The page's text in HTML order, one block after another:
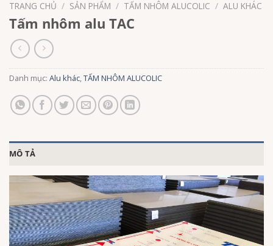
TRANG CHỦ / SẢN PHẨM / TẤM NHÔM ALUCOLIC / ALU KHÁC
Tấm nhôm alu TAC
Danh mục: Alu khác,TẤM NHÔM ALUCOLIC
MÔ TẢ